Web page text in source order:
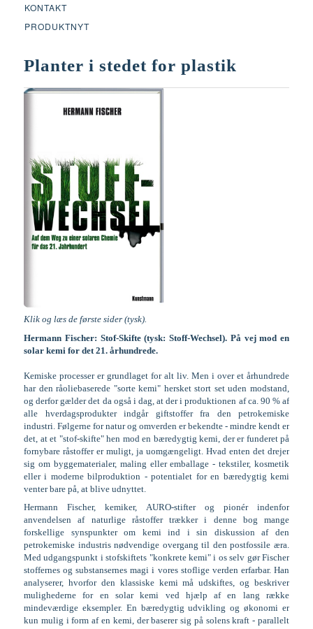
KONTAKT
PRODUKTNYT
Planter i stedet for plastik
Klik og læs de første sider (tysk).
Hermann Fischer: Stof-Skifte (tysk: Stoff-Wechsel). På vej mod en
solar kemi for det 21. århundrede.
Kemiske processer er grundlaget for alt liv. Men i over et århundrede
har den råoliebaserede "sorte kemi" hersket stort set uden modstand,
og derfor gælder det da også i dag, at der i produktionen af ca. 90 % af
alle hverdagsprodukter indgår giftstoffer fra den petrokemiske
industri. Følgerne for natur og omverden er bekendte - mindre kendt er
det, at et "stof-skifte" hen mod en bæredygtig kemi, der er funderet på
fornybare råstoffer er muligt, ja uomgængeligt. Hvad enten det drejer
sig om byggematerialer, maling eller emballage - tekstiler, kosmetik
eller i moderne bilproduktion - potentialet for en bæredygtig kemi
venter bare på, at blive udnyttet.
Hermann Fischer, kemiker, AURO-stifter og pionér indenfor
anvendelsen af naturlige råstoffer trækker i denne bog mange
forskellige synspunkter om kemi ind i sin diskussion af den
petrokemiske industris nødvendige overgang til den postfossile æra.
Med udgangspunkt i stofskiftets "konkrete kemi" i os selv gør Fischer
stoffernes og substansernes magi i vores stoflige verden erfarbar. Han
analyserer, hvorfor den klassiske kemi må udskiftes, og beskriver
mulighederne for en solar kemi ved hjælp af en lang række
mindeværdige eksempler. En bæredygtig udvikling og økonomi er
kun mulig i form af en kemi, der baserer sig på solens kraft - parallelt